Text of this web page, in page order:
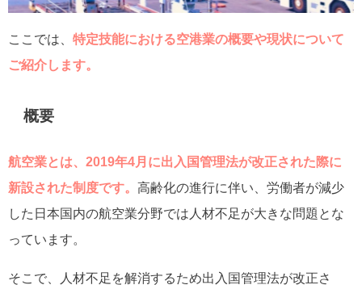
ここでは、 特定技能における空港業の概要や現状について
ご紹介します。
概要
航空業とは、2019年4月に出入国管理法が改正された際に
新設された制度です。 高齢化の進行に伴い、労働者が減少
した日本国内の航空業分野では人材不足が大きな問題とな
っています。
そこで、人材不足を解消するため出入国管理法が改正さ